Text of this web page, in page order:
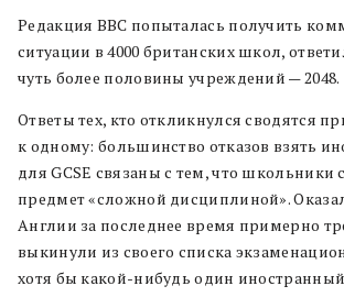
Редакция BBC попыталась получить
ситуации в 4000 британских школ,
чуть более половины учреждений — 2048.
Ответы тех, кто откликнулся сводятся
к одному: большинство отказов взять
для GCSE связаны с тем, что школьники
предмет «сложной дисциплиной».
Англии за последнее время примерно
выкинули из своего списка
хотя бы какой-нибудь один